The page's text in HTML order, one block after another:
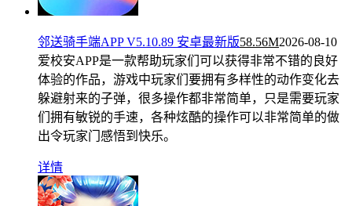
邻送骑手端APP V5.10.89 安卓最新版58.56M2026-08-10
爱校安APP是一款帮助玩家们可以获得非常不错的良好
体验的作品，游戏中玩家们要拥有多样性的动作变化去
躲避射来的子弹，很多操作都非常简单，只是需要玩家
们拥有敏锐的手速，各种炫酷的操作可以非常简单的做
出令玩家门感悟到快乐。
详情